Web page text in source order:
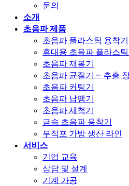
문의
소개
초음파 제품
초음파 플라스틱 용착기
휴대용 초음파 플라스
초음파 재봉기
초음파 균질기 – 추출
초음파 커팅기
초음파 납땜기
초음파 세척기
금속 초음파 용착기
부직포 가방 생산 라인
서비스
기업 교육
상담 및 설계
기계 가공